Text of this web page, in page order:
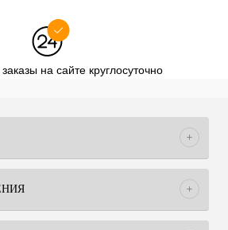
на сайте круглосуточно